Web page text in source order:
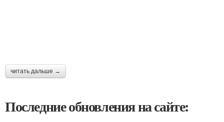
читать дальше →
Последние обновления на сайте: